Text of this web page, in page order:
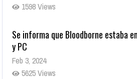
1598 Views
Se informa que Bloodborne estaba
y PC
Feb 3, 2024
5625 Views